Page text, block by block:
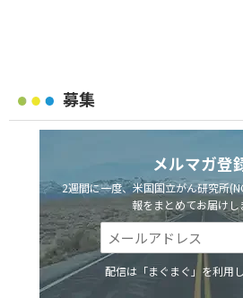
募集
メルマガ登
2週間に一度、米国国立がん研究所
報をまとめてお届けし
配信は「まぐまぐ」を利用し